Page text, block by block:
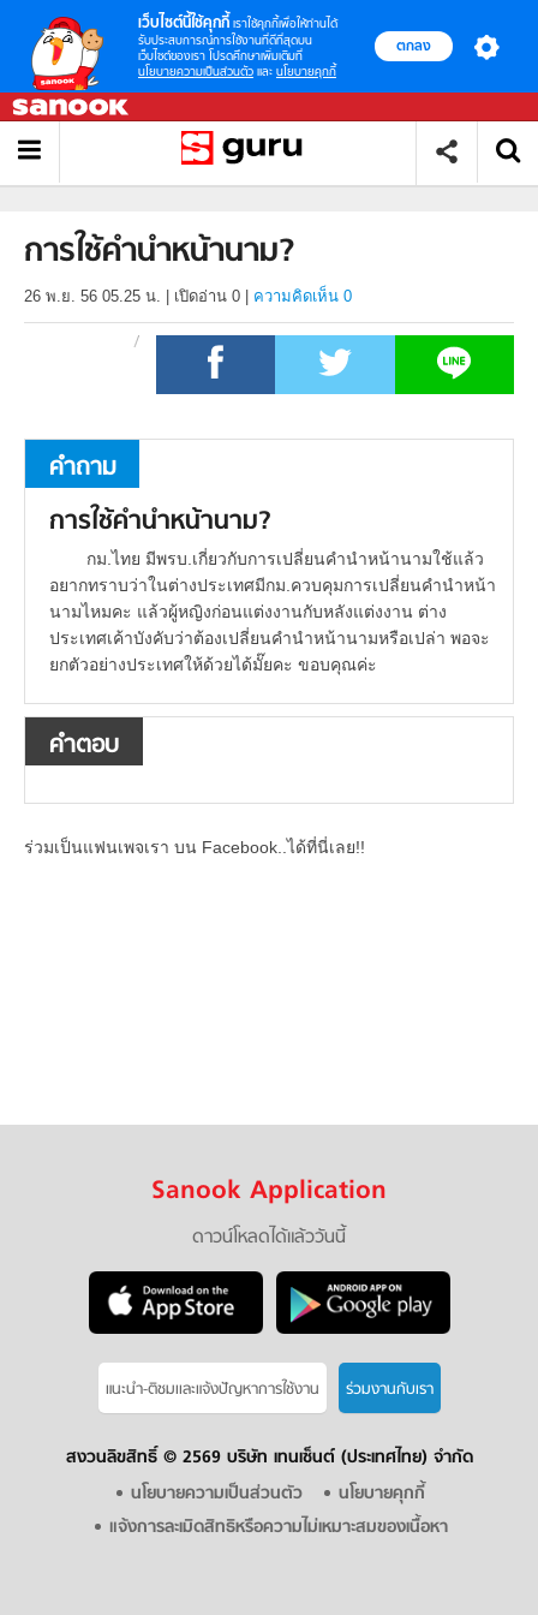
เว็บไซต์นี้ใช้คุกกี้ เราใช้คุกกี้เพื่อให้ท่านได้
รับประสบการณ์การใช้งานที่ดีที่สุดบน
เว็บไซต์ของเรา โปรดศึกษาเพิ่มเติมที่
นโยบายความเป็นส่วนตัว และ นโยบายคุกกี้
ตกลง
การใช้คำนำหน้านาม?
26 พ.ย. 56 05.25 น. เปิดอ่าน 0 ความคิดเห็น 0
คำถาม
การใช้คำนำหน้านาม?
กม.ไทย มีพรบ.เกี่ยวกับการเปลี่ยนคำนำหน้านามใช้แล้ว
อยากทราบว่าในต่างประเทศมีกม.ควบคุมการเปลี่ยนคำนำหน้า
นามไหมคะ แล้วผู้หญิงก่อนแต่งงานกับหลังแต่งงาน ต่าง
ประเทศเค้าบังคับว่าต้องเปลี่ยนคำนำหน้านามหรือเปล่า พอจะ
ยกตัวอย่างประเทศให้ด้วยได้มั๊ยคะ ขอบคุณค่ะ
คำตอบ
ร่วมเป็นแฟนเพจเรา บน Facebook..ได้ที่นี่เลย!!
Sanook Application
ดาวน์โหลดได้แล้ววันนี้
แนะนำ-ติชมเเละแจ้งปัญหาการใช้งาน ร่วมงานกับเรา
สงวนลิขสิทธิ์ © 2569 บริษัท เทนเซ็นต์ (ประเทศไทย) จำกัด
นโยบายความเป็นส่วนตัว
นโยบายคุกกี้
แจ้งการละเมิดสิทธิหรือความไม่เหมาะสมของเนื้อหา